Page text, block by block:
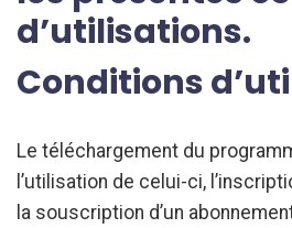
d’utilisations.
Conditions
Le téléchargement du
l’utilisation de celui-ci,
la souscription d’un